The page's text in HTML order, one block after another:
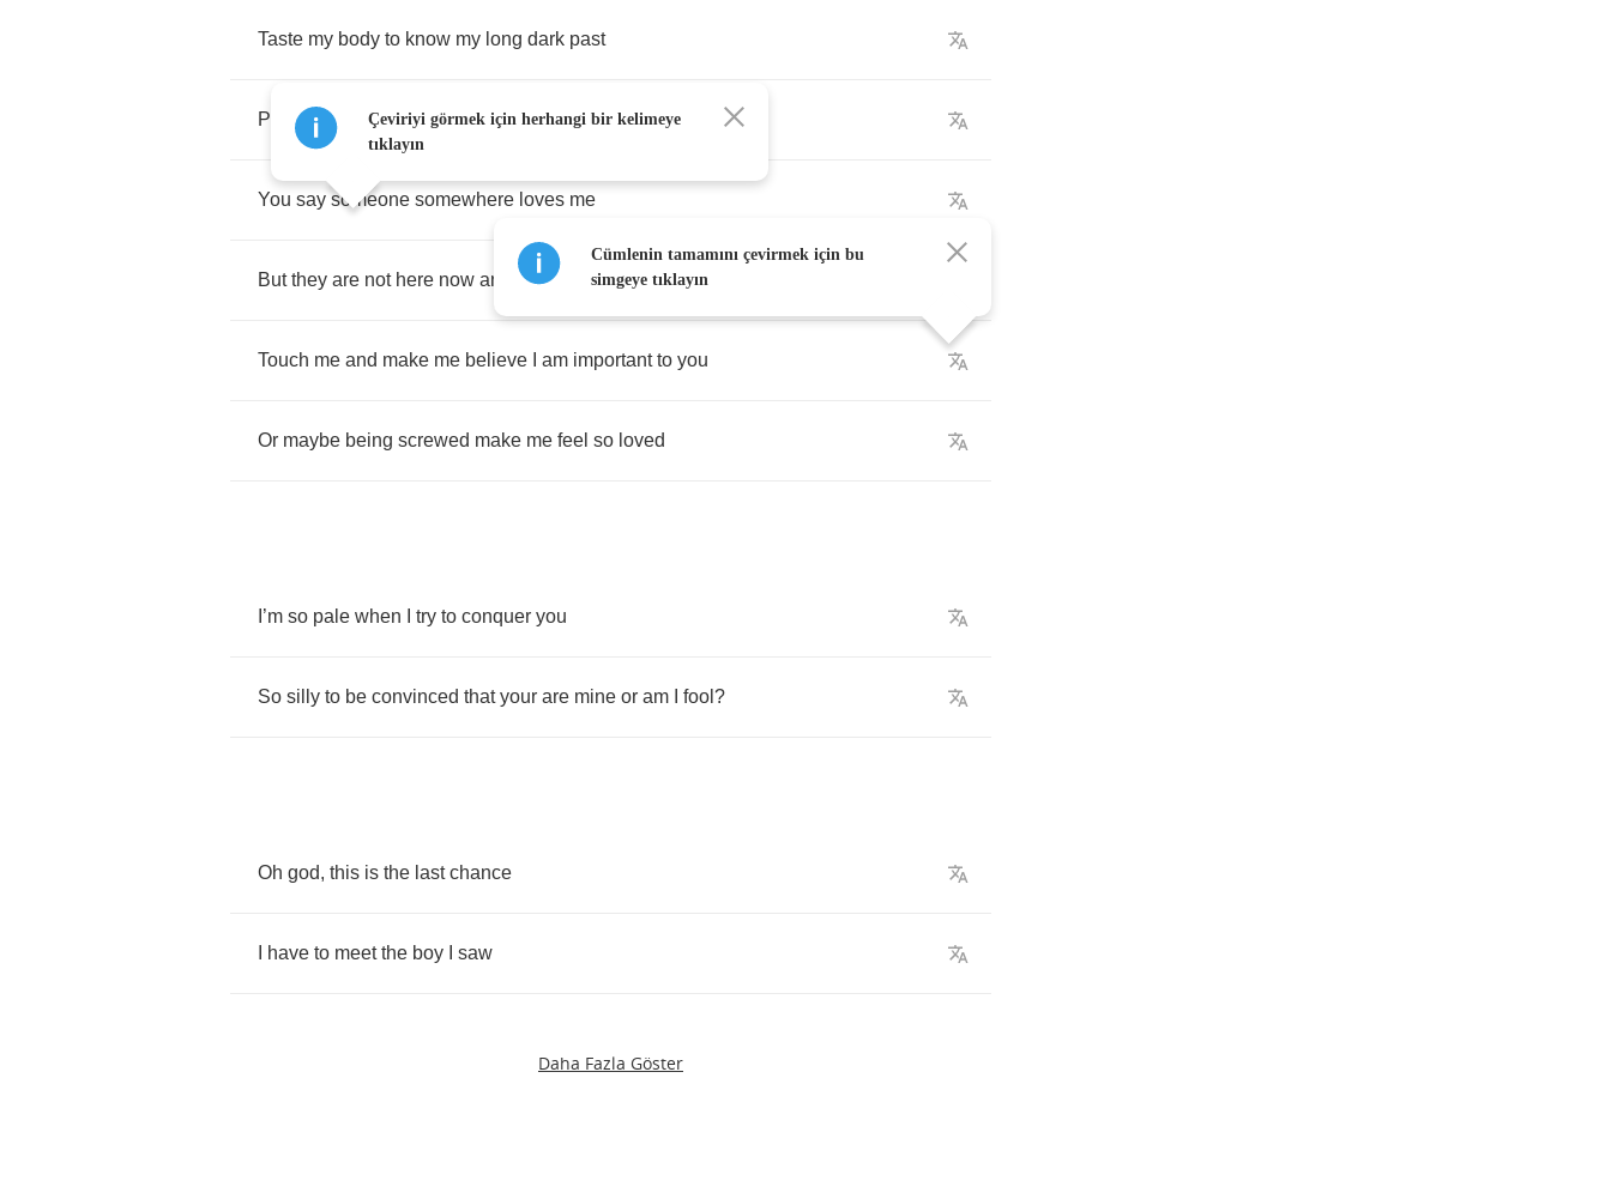
Taste my body to know my long dark past
Please console me now like no one else can
You say someone somewhere loves me
But they are not here now and it’s not you
Touch me and make me believe am important to you
Or maybe being screwed make me feel so loved
’m so pale when try to conquer you
So silly to be convinced that your are mine or am fool ?
Oh god, this is the last chance
have to meet the boy saw
Daha Fazla Göster
Çeviriyi görmek için herhangi bir kelimeye
tıklayın
Cümlenin tamamını çevirmek için bu
simgeye tıklayın